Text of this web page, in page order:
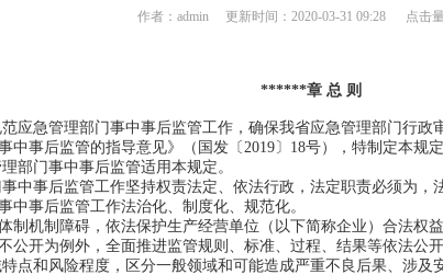
作者：admin 更新时间：2020-03-31 09:28 点击
******章 总 则
管理部门事中事后监管工作，确保我省应急管理部门行政
中事后监管的指导意见》（国发〔2019〕18号），特制定本规定
门事中事后监管适用本规定。
事后监管工作坚持权责法定、依法行政，法定职责必须为，
中事后监管工作法治化、制度化、规范化。
机制障碍，依法保护生产经营单位（以下简称企业）合法权益
开为例外，全面推进监管规则、标准、过程、结果等依法公开
和风险程度，区分一般领域和可能造成严重不良后果、涉及